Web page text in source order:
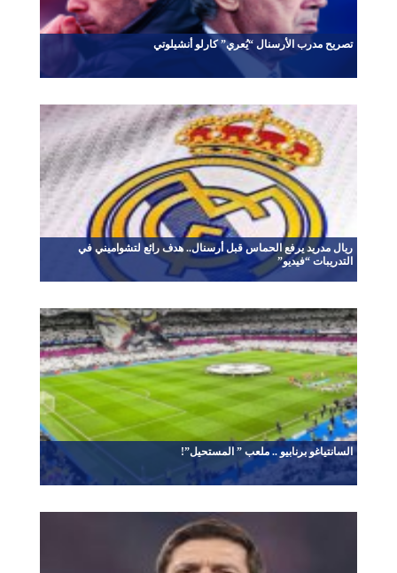
تصريح مدرب الأرسنال “يُعري” كارلو أنشيلوتي
ريال مدريد يرفع الحماس قبل أرسنال.. هدف رائع لتشواميني في
التدريبات “فيديو”
السانتياغو برنابيو .. ملعب ” المستحيل”!